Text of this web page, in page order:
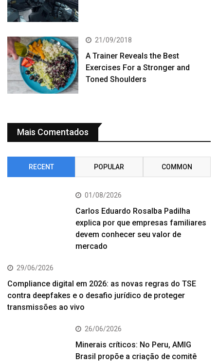
21/09/2018
A Trainer Reveals the Best
Exercises For a Stronger and
Toned Shoulders
Mais Comentados
RECENT POPULAR COMMON
01/08/2026
Carlos Eduardo Rosalba Padilha
explica por que empresas familiares
devem conhecer seu valor de
mercado
29/06/2026
Compliance digital em 2026: as novas regras do TSE
contra deepfakes e o desafio jurídico de proteger
transmissões ao vivo
26/06/2026
Minerais críticos: No Peru, AMIG
Brasil propõe a criação de comitê